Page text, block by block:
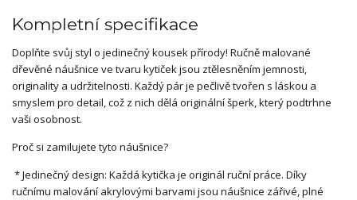
Kompletní specifikace
Doplňte svůj styl o jedinečný kousek přírody! Ručně malované
dřevěné náušnice ve tvaru kytiček jsou ztělesněním jemnosti,
originality a udržitelnosti. Každý pár je pečlivě tvořen s láskou a
smyslem pro detail, což z nich dělá originální šperk, který podtrhne
vaši osobnost.
Proč si zamilujete tyto náušnice?
* Jedinečný design: Každá kytička je originál ruční práce. Díky
ručnímu malování akrylovými barvami jsou náušnice zářivé, plné